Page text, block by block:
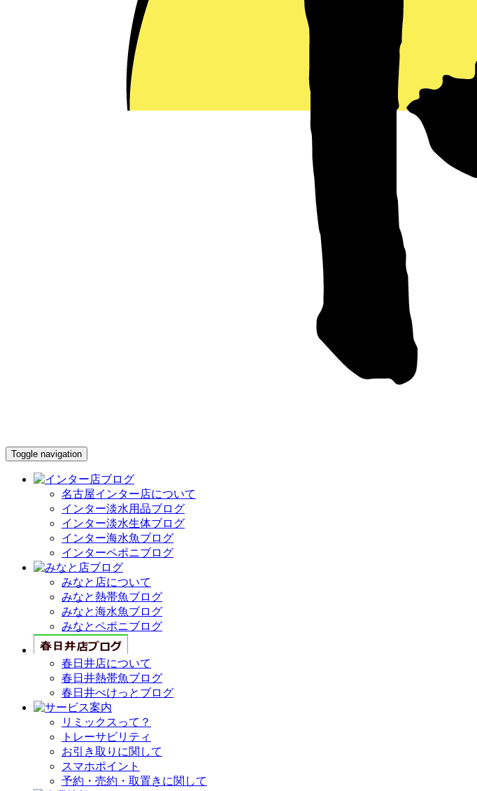
Toggle navigation
名古屋インター店について
インター淡水用品ブログ
インター淡水生体ブログ
インター海水魚ブログ
インターペポニブログ
みなと店について
みなと熱帯魚ブログ
みなと海水魚ブログ
みなとペポニブログ
春日井店について
春日井熱帯魚ブログ
春日井ぺけっとブログ
リミックスって？
トレーサビリティ
お引き取りに関して
スマホポイント
予約・売約・取置きに関して